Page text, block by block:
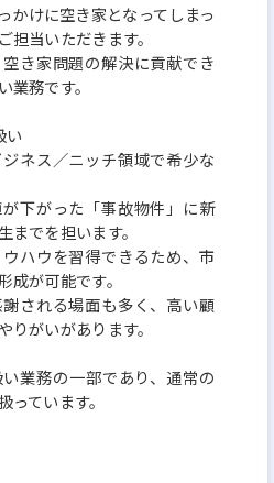
かけに空き家となってしまっ
担当いただきます。
き家問題の解決に貢献でき
業務です。
い
ネス／ニッチ領域で希少な
下がった「事故物件」に新
までを担います。
ハウを習得できるため、市
成が可能です。
される場面も多く、高い顧
がいがあります。
業務の一部であり、通常の
ています。